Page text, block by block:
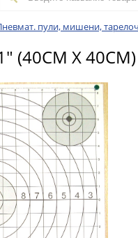
пули, мишени,
(40СМ Х 40СМ)